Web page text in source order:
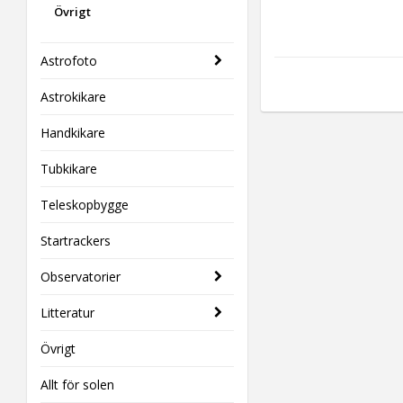
Övrigt
Astrofoto
Astrokikare
Handkikare
Tubkikare
Teleskopbygge
Startrackers
Observatorier
Litteratur
Övrigt
Allt för solen